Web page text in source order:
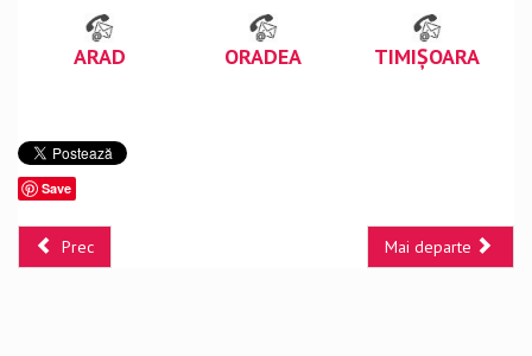
ARAD ORADEA TIMIȘOARA
Save
Prec Mai departe